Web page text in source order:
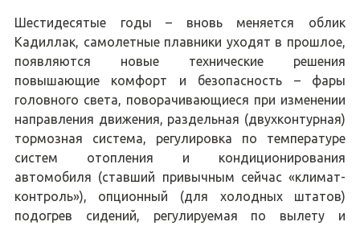
Шестидесятые годы – вновь меняется облик
Кадиллак, самолетные плавники уходят в прошлое,
появляются новые технические решения
повышающие комфорт и безопасность – фары
головного света, поворачивающиеся при изменении
направления движения, раздельная (двухконтурная)
тормозная система, регулировка по температуре
систем отопления и кондиционирования
автомобиля (ставший привычным сейчас «климат-
контроль»), опционный (для холодных штатов)
подогрев сидений, регулируемая по вылету и